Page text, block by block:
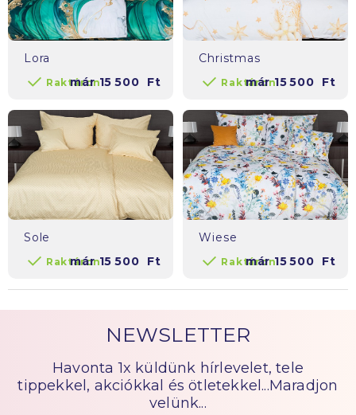
Lora
Raktáron
már15 500 Ft
Christmas
Raktáron
már15 500 Ft
Sole
Raktáron
már15 500 Ft
Wiese
Raktáron
már15 500 Ft
NEWSLETTER
Havonta 1x küldünk hírlevelet, tele
tippekkel, akciókkal és ötletekkel...Maradjon
velünk...